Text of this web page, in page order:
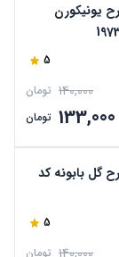
یونیکورن
5
140,000 تومان
133,000 تومان
گل بابونه کد
5
تومان